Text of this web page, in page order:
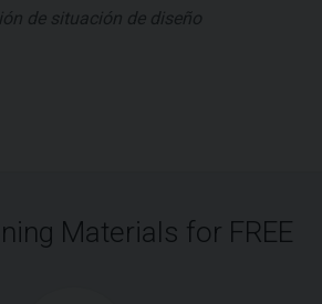
de situación de diseño
Materials for FREE